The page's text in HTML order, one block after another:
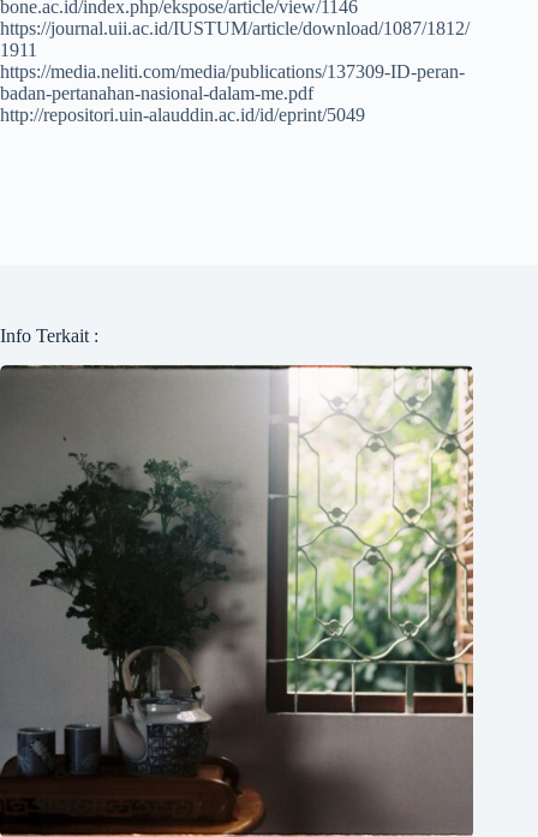
bone.ac.id/index.php/ekspose/article/view/1146
https://journal.uii.ac.id/IUSTUM/article/download/1087/1812/
1911
https://media.neliti.com/media/publications/137309-ID-peran-
badan-pertanahan-nasional-dalam-me.pdf
http://repositori.uin-alauddin.ac.id/id/eprint/5049
Info Terkait :